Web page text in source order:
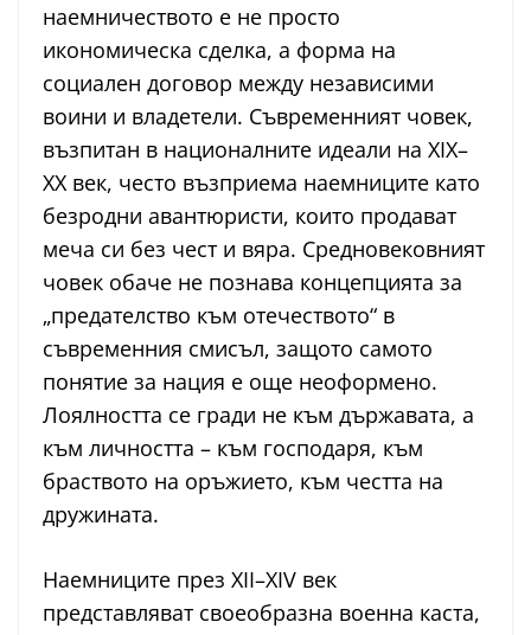
наемничеството е не просто
икономическа сделка, а форма на
социален договор между независими
воини и владетели. Съвременният човек,
възпитан в националните идеали на XIX–
XX век, често възприема наемниците като
безродни авантюристи, които продават
меча си без чест и вяра. Средновековният
човек обаче не познава концепцията за
„предателство към отечеството“ в
съвременния смисъл, защото самото
понятие за нация е още неоформено.
Лоялността се гради не към държавата, а
към личността – към господаря, към
браството на оръжието, към честта на
дружината.
Наемниците през XII–XIV век
представляват своеобразна военна каста,